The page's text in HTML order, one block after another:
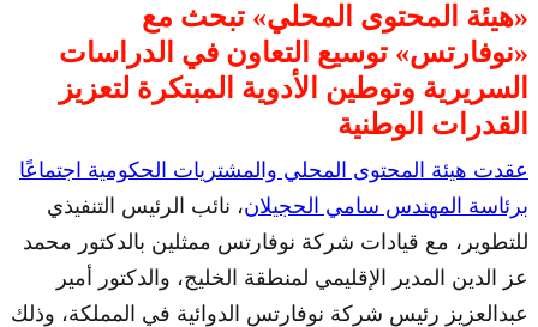
«هيئة المحتوى المحلي» تبحث مع
«نوفارتس» توسيع التعاون في الدراسات
السريرية وتوطين الأدوية المبتكرة لتعزيز
القدرات الوطنية
عقدت هيئة المحتوى المحلي والمشتريات الحكومية اجتماعًا
برئاسة المهندس سامي الحجيلان، نائب الرئيس التنفيذي
للتطوير، مع قيادات شركة نوفارتس ممثلين بالدكتور محمد
عز الدين المدير الإقليمي لمنطقة الخليج، والدكتور أمير
عبدالعزيز رئيس شركة نوفارتس الدوائية في المملكة، وذلك